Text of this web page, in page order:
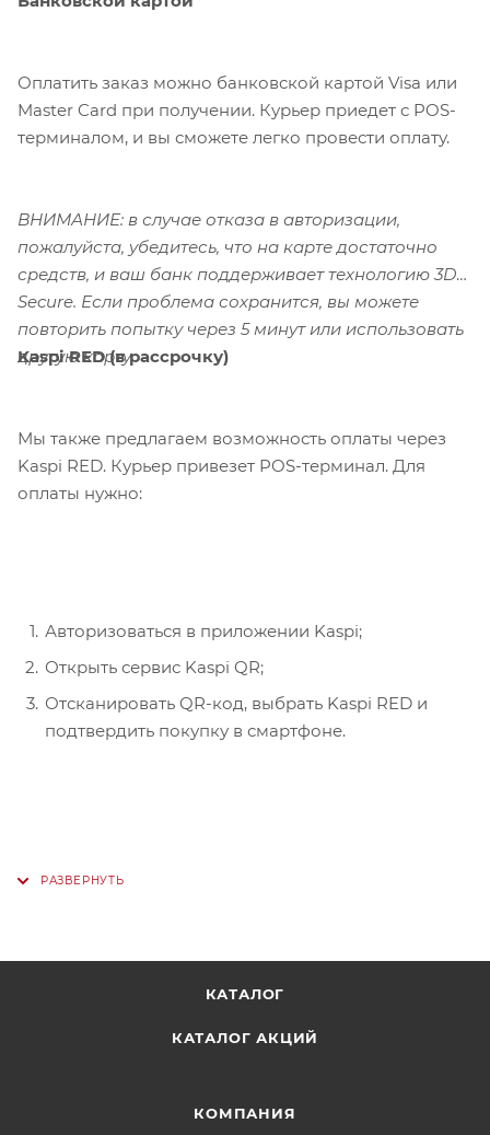
Оплатить заказ можно банковской картой Visa или
Master Card при получении. Курьер приедет с POS-
терминалом, и вы сможете легко провести оплату.
ВНИМАНИЕ: в случае отказа в авторизации,
пожалуйста, убедитесь, что на карте достаточно
средств, и ваш банк поддерживает технологию 3D-
Secure. Если проблема сохранится, вы можете
повторить попытку через 5 минут или использовать
другую карту.
Kaspi RED (в рассрочку)
Мы также предлагаем возможность оплаты через
Kaspi RED. Курьер привезет POS-терминал. Для
оплаты нужно:
Авторизоваться в приложении Kaspi;
Открыть сервис Kaspi QR;
Отсканировать QR-код, выбрать Kaspi RED и
подтвердить покупку в смартфоне.
КАТАЛОГ
КАТАЛОГ АКЦИЙ
КОМПАНИЯ